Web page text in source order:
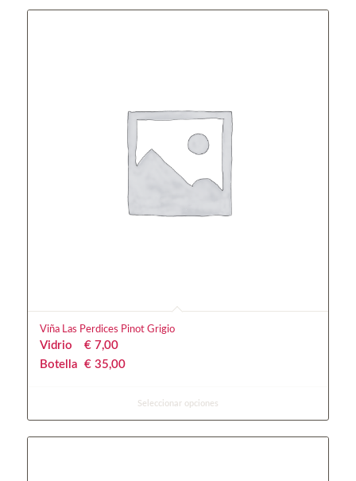
Viña Las Perdices Pinot Grigio
Vidrio € 7,00
Botella € 35,00
Seleccionar opciones